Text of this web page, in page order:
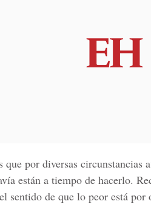
que por diversas circunstancias
están a tiempo de hacerlo.
sentido de que lo peor está